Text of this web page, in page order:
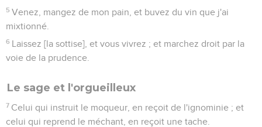
5 Venez, mangez de mon pain, et buvez du vin que j'ai
mixtionné.
6 Laissez [la sottise], et vous vivrez ; et marchez droit par la
voie de la prudence.
Le sage et l'orgueilleux
7 Celui qui instruit le moqueur, en reçoit de l'ignominie ; et
celui qui reprend le méchant, en reçoit une tache.